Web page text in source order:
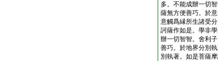
多。不能成辦一切
薩無方便善巧。於
意觸爲縁所生諸受
訶薩作如是。學非
辦一切智智。舍利
善巧。於地界分別
別執著。如是菩薩